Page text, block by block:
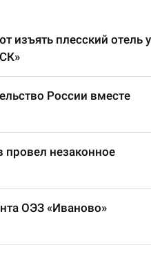
изъять плесский отель у
России вместе
незаконное
ОЭЗ «Иваново»